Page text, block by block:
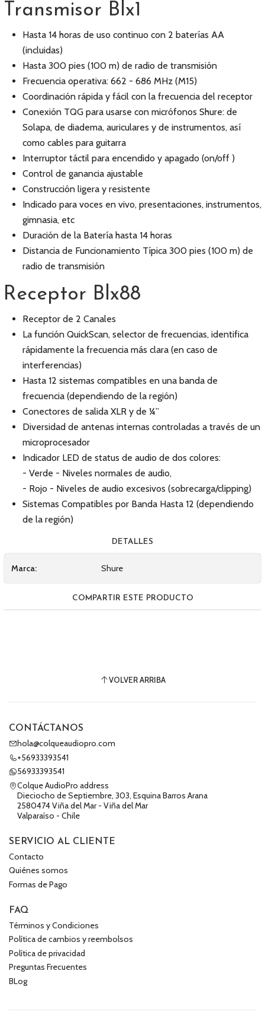
Transmisor Blx1
Hasta 14 horas de uso continuo con 2 baterías AA
(incluidas)
Hasta 300 pies (100 m) de radio de transmisión
Frecuencia operativa: 662 - 686 MHz (M15)
Coordinación rápida y fácil con la frecuencia del receptor
Conexión TQG para usarse con micrófonos Shure: de
Solapa, de diadema, auriculares y de instrumentos, así
como cables para guitarra
Interruptor táctil para encendido y apagado (on/off )
Control de ganancia ajustable
Construcción ligera y resistente
Indicado para voces en vivo, presentaciones, instrumentos,
gimnasia, etc
Duración de la Batería hasta 14 horas
Distancia de Funcionamiento Típica 300 pies (100 m) de
radio de transmisión
Receptor Blx88
Receptor de 2 Canales
La función QuickScan, selector de frecuencias, identifica
rápidamente la frecuencia más clara (en caso de
interferencias)
Hasta 12 sistemas compatibles en una banda de
frecuencia (dependiendo de la región)
Conectores de salida XLR y de ¼”
Diversidad de antenas internas controladas a través de un
microprocesador
Indicador LED de status de audio de dos colores:
- Verde - Niveles normales de audio,
- Rojo - Niveles de audio excesivos (sobrecarga/clipping)
Sistemas Compatibles por Banda Hasta 12 (dependiendo
de la región)
DETALLES
Marca: Shure
COMPARTIR ESTE PRODUCTO
VOLVER ARRIBA
CONTÁCTANOS
hola@colqueaudiopro.com
+56933393541
56933393541
Colque AudioPro address
Dieciocho de Septiembre, 303, Esquina Barros Arana
2580474 Viña del Mar - Viña del Mar
Valparaíso - Chile
SERVICIO AL CLIENTE
Contacto
Quiénes somos
Formas de Pago
FAQ
Términos y Condiciones
Política de cambios y reembolsos
Política de privacidad
Preguntas Frecuentes
BLog